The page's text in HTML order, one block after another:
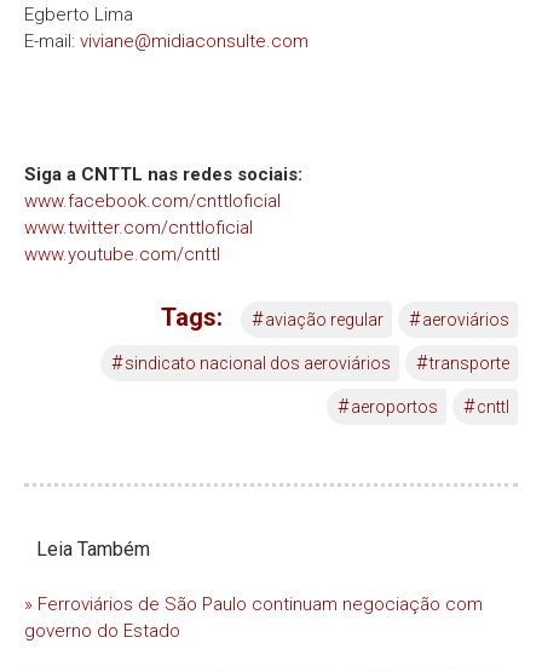
Egberto Lima
E-mail: viviane@midiaconsulte.com
Siga a CNTTL nas redes sociais:
www.facebook.com/cnttloficial
www.twitter.com/cnttloficial
www.youtube.com/cnttl
Tags: #aviação regular #aeroviários
#sindicato nacional dos aeroviários #transporte
#aeroportos #cnttl
Leia Também
» Ferroviários de São Paulo continuam negociação com
governo do Estado